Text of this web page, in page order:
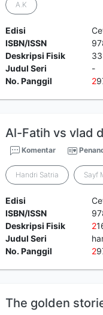
A.K
Edisi
ISBN/ISSN
Deskripsi Fisik
Judul Seri
-
No. Panggil
2
Al-Fatih vs vlad
Komentar
Handri Satria Sayf
Edisi
ISBN/ISSN
Deskripsi Fisik
2
Judul Seri
No. Panggil
2
The golden